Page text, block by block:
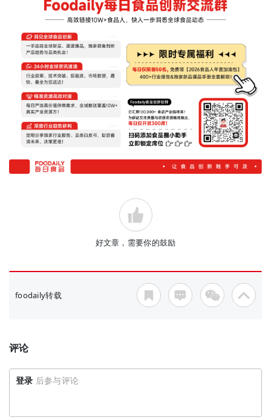
好文章，需要你的鼓励
foodaily转载
评论
登录 后参与评论